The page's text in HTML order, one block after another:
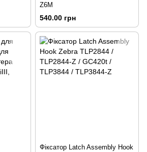
Z6M
540.00 грн
Фіксатор Latch Assembly Hook